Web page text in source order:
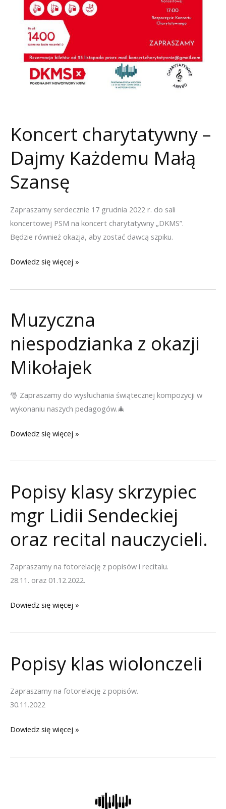
Koncert charytatywny –
Dajmy Każdemu Małą
Szansę
Zapraszamy serdecznie 17 grudnia 2022 r. do sali
koncertowej PSM na koncert charytatywny „DKMS”.
Będzie również okazja, aby zostać dawcą szpiku.
Koncert
–
Każdemu
Małą
Szansę
Dowiedz się więcej »
Muzyczna
niespodzianka z okazji
Mikołajek
🎅 Zapraszamy do wysłuchania świątecznej kompozycji w
wykonaniu naszych pedagogów.🎄
Muzyczna
z
Mikołajek
Dowiedz się więcej »
Popisy klasy skrzypiec
mgr Lidii Sendeckiej
oraz recital nauczycieli.
Zapraszamy na fotorelację z popisów i recitalu.
28.11. oraz 01.12.2022.
Popisy
skrzypiec
Lidii
Sendeckiej
oraz
recital
Dowiedz się więcej »
Popisy klas wiolonczeli
Zapraszamy na fotorelację z popisów.
30.11.2022
Popisy
wiolonczeli
Dowiedz się więcej »